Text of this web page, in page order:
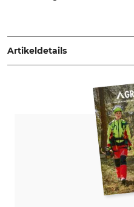
64807 Dieburg, Germany,
Artikeldetails
Hersteller-Artikel-Nr.